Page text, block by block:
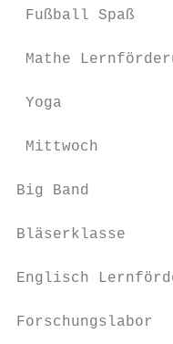
Fußball
Mathe
Yoga
Mittwoch
Big Band
Bläserklasse
Englisch